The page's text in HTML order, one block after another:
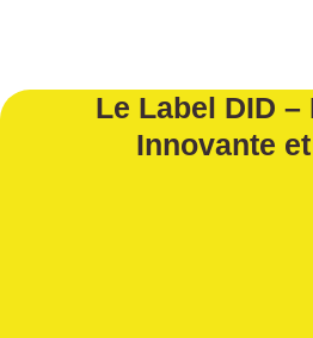
Le Label DID
Innovante